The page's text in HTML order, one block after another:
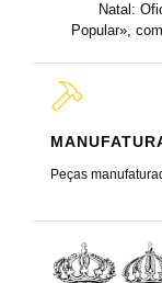
Natal:
Popular»,
Peças